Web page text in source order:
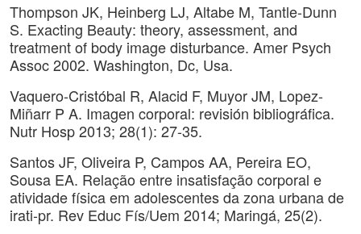
Thompson JK, Heinberg LJ, Altabe M, Tantle-Dunn
S. Exacting Beauty: theory, assessment, and
treatment of body image disturbance. Amer Psych
Assoc 2002. Washington, Dc, Usa.
Vaquero-Cristóbal R, Alacid F, Muyor JM, Lopez-
Miñarr P A. Imagen corporal: revisión bibliográfica.
Nutr Hosp 2013; 28(1): 27-35.
Santos JF, Oliveira P, Campos AA, Pereira EO,
Sousa EA. Relação entre insatisfação corporal e
atividade física em adolescentes da zona urbana de
irati-pr. Rev Educ Fís/Uem 2014; Maringá, 25(2).